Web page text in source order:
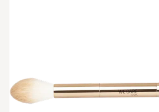
Avaa tuotekuva